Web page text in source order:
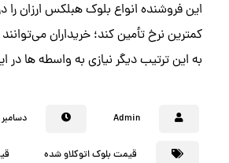
این فروشنده انواع بلوک هبلکس ارزان را
کمترین نرخ تأمین کند؛ خریداران
به این ترتیب دیگر نیازی به واسطه ها در
Admin دسامبر ۱۴, ۲۰۲۱
قیمت بلوک اتوکلاو شده